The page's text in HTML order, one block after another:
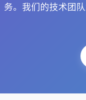
务。我们的技术团